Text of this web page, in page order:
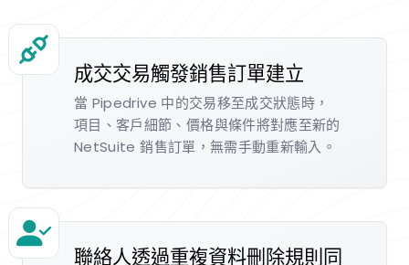
成交交易觸發銷售訂單建立
當 Pipedrive 中的交易移至成交狀態時，
項目、客戶細節、價格與條件將對應至新的
NetSuite 銷售訂單，無需手動重新輸入。
聯絡人透過重複資料刪除規則同